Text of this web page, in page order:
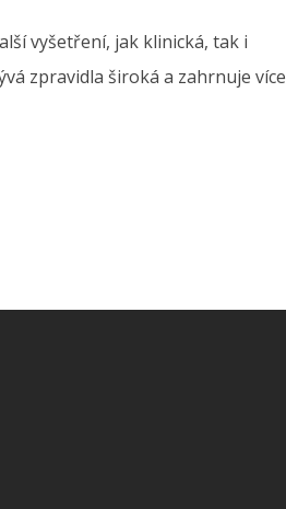
vyšetření, jak klinická, tak i
zpravidla široká a zahrnuje více